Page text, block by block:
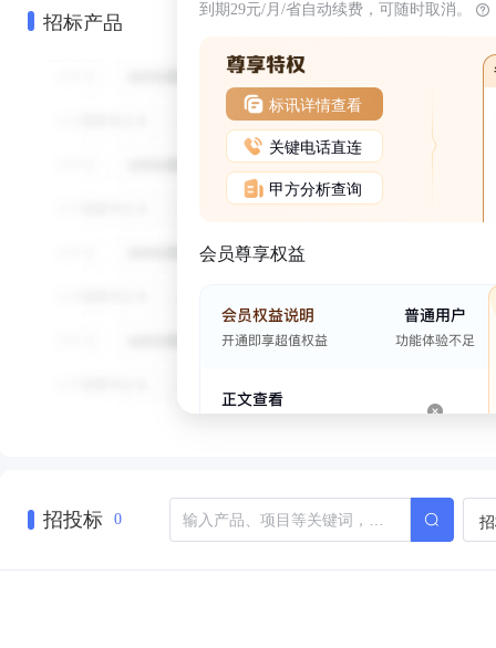
招标产品 到期29元/月/省自动续费，可随时取消。
标讯详情查看
关键电话直连
甲方分析查询
会员尊享权益
招投标 0